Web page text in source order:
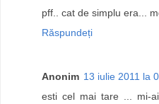
pff.. cat de simplu era...
Răspundeți
Anonim 13 iulie 2011 la
esti cel mai tare ... mi-